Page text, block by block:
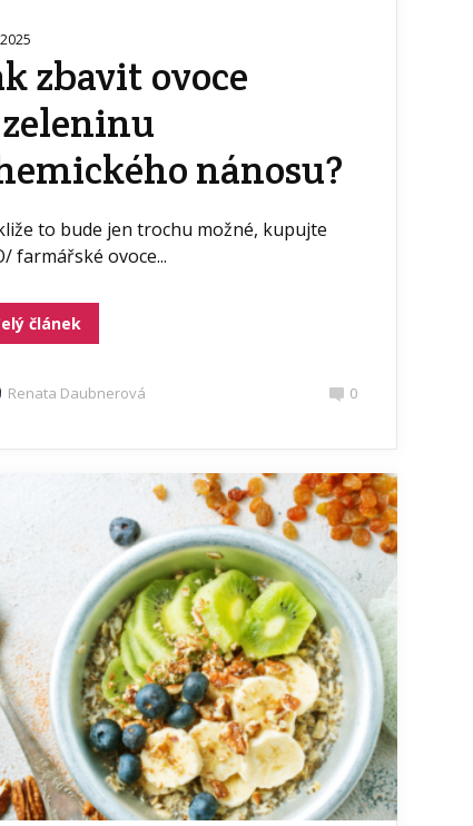
zbavit ovoce
nánosu?
to bude jen trochu možné, kupujte
farmářské ovoce...
článek
Renata Daubnerová 0